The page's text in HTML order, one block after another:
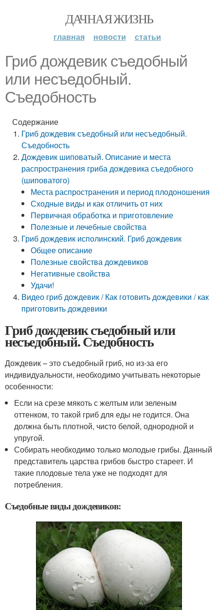
ДАЧНАЯ ЖИЗНЬ
главная новости статьи
Гриб дождевик съедобный
или несъедобный.
Съедобность
Содержание
Гриб дождевик съедобный или несъедобный.
Съедобность
Дождевик шиповатый. Описание и места
распространения гриба дождевика съедобного
(шиповатого)
Места распространения и период плодоношения
Сходные виды и как отличить от них
Первичная обработка и приготовление
Полезные и лечебные свойства
Гриб дождевик исполинский. Гриб дождевик
Общее описание
Полезные свойства дождевиков
Негативные свойства
Удачи!
Видео гриб дождевик / Как готовить дождевики / как
приготовить дождевики
Гриб дождевик съедобный или
несъедобный. Съедобность
Дождевик – это съедобный гриб, но из-за его
индивидуальности, необходимо учитывать некоторые
особенности:
Если на срезе мякоть с желтым или зеленым
оттенком, то такой гриб для еды не годится. Она
должна быть плотной, чисто белой, однородной и
упругой.
Собирать необходимо только молодые грибы. Данный
представитель царства грибов быстро стареет. И
такие плодовые тела уже не подходят для
потребления.
Съедобные виды дождевиков: